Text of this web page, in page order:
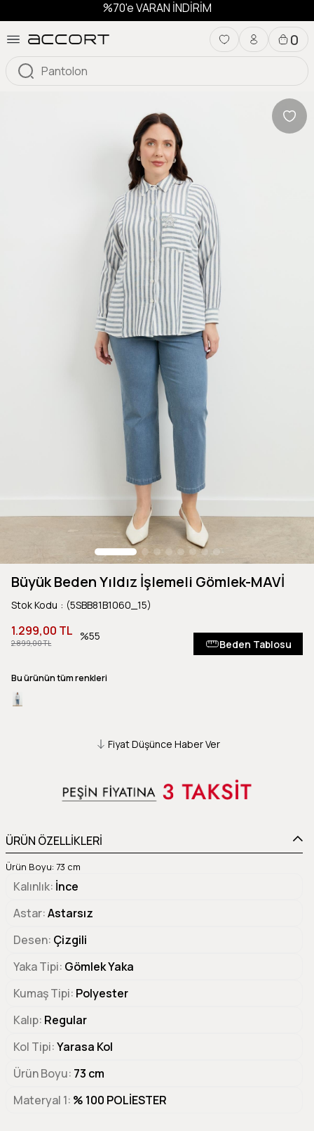
%70'e VARAN İNDİRİM
0
Büyük Beden Yıldız İşlemeli Gömlek-MAVİ
Stok Kodu (5SBB81B1060_15)
2.899,00 TL
1.299,00 TL 55
Beden Tablosu
Bu ürünün tüm renkleri
Fiyat Düşünce Haber Ver
ÜRÜN ÖZELLİKLERİ
Ürün Boyu: 73 cm
Kalınlık İnce
Astar Astarsız
Desen Çizgili
Yaka Tipi Gömlek Yaka
Kumaş Tipi Polyester
Kalıp Regular
Kol Tipi Yarasa Kol
Ürün Boyu 73 cm
Materyal 1 % 100 POLİESTER